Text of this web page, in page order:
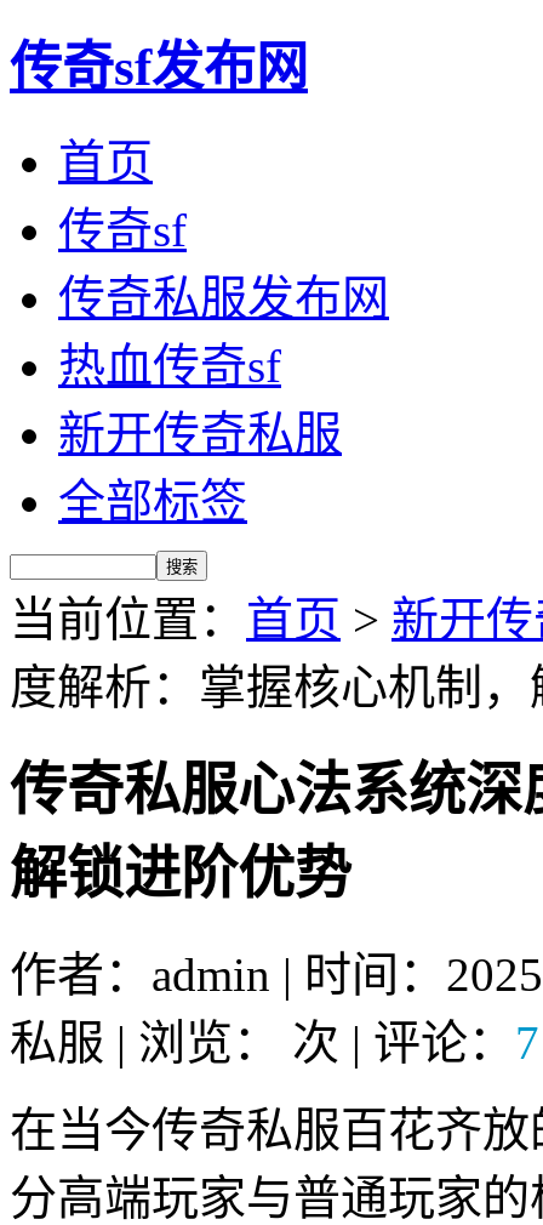
传奇sf发布网
首页
传奇sf
传奇私服发布网
热血传奇sf
新开传奇私服
全部标签
当前位置： 首页 > 新开
度解析：掌握核心机制
传奇私服心法系统
解锁进阶优势
作者：admin | 时间：
私服 | 浏览：
次 | 评论： 7
在当今传奇私服百花齐
分高端玩家与普通玩家